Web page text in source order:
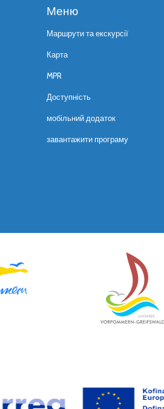
Меню
Маршрути та екскурсії
Карта
MPR
Доступність
мобільний додаток
завантажити програму